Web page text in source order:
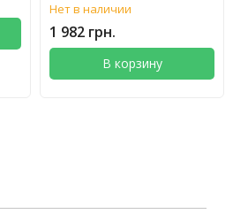
Нет в наличии
1 982 грн.
В корзину